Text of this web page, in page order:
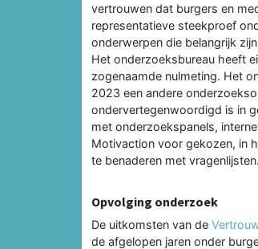
vertrouwen dat burgers en
representatieve steekproef
onderwerpen die belangrijk
Het onderzoeksbureau heeft
zogenaamde nulmeting. Het
2023 een andere
ondervertegenwoordigd is in
met onderzoekspanels,
Motivaction voor gekozen, in
te benaderen met
Opvolging onderzoek
De uitkomsten van de
de afgelopen jaren onder